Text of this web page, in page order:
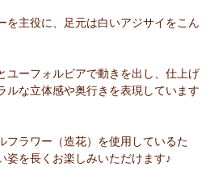
を主役に、足元は白いアジサイをこん
ユーフォルビアで動きを出し、仕上げ
ルな立体感や奥行きを表現しています
フラワー（造花）を使用しているた
姿を長くお楽しみいただけます♪